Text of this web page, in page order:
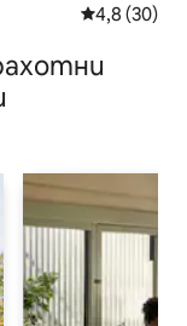
Средна
4,8 (30)